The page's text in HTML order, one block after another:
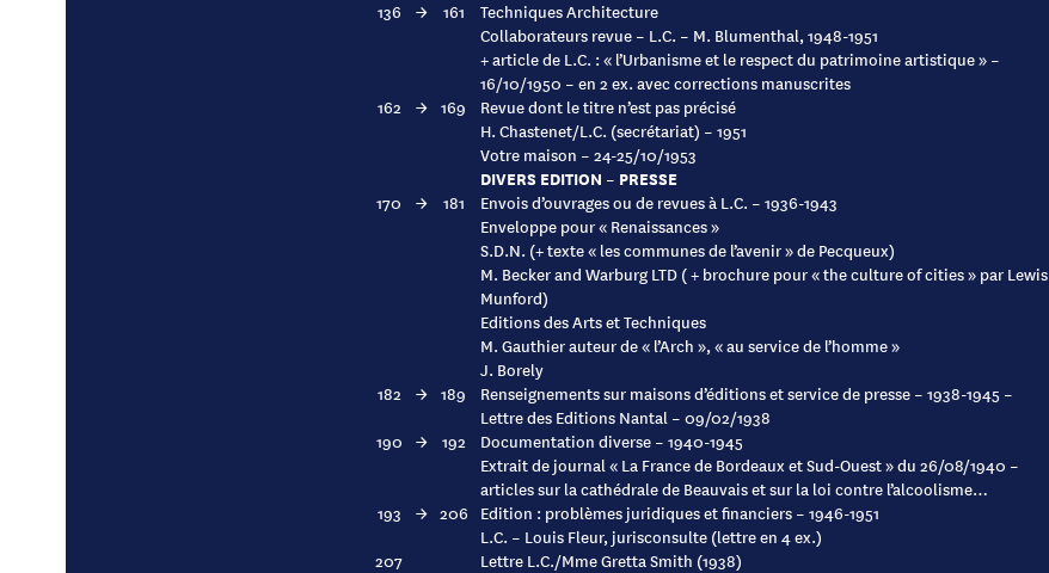
136
→ 161
Techniques Architecture
Collaborateurs revue – L.C. – M. Blumenthal, 1948-1951
+ article de L.C. : « l’Urbanisme et le respect du patrimoine artistique » –
16/10/1950 – en 2 ex. avec corrections manuscrites
162
→ 169
Revue dont le titre n’est pas précisé
H. Chastenet/L.C. (secrétariat) – 1951
Votre maison – 24-25/10/1953
DIVERS EDITION – PRESSE
170 → 181
Envois d’ouvrages ou de revues à L.C. – 1936-1943
Enveloppe pour « Renaissances »
S.D.N. (+ texte « les communes de l’avenir » de Pecqueux)
M. Becker and Warburg LTD ( + brochure pour « the culture of cities » par Lewis
Munford)
Editions des Arts et Techniques
M. Gauthier auteur de « l’Arch », « au service de l’homme »
J. Borely
182
→ 189
Renseignements sur maisons d’éditions et service de presse – 1938-1945 –
Lettre des Editions Nantal – 09/02/1938
190 → 192
Documentation diverse – 1940-1945
Extrait de journal « La France de Bordeaux et Sud-Ouest » du 26/08/1940 –
articles sur la cathédrale de Beauvais et sur la loi contre l’alcoolisme…
193
→ 206 Edition : problèmes juridiques et financiers – 1946-1951
L.C. – Louis Fleur, jurisconsulte (lettre en 4 ex.)
207
Lettre L.C./Mme Gretta Smith (1938)